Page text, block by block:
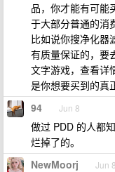
品，你才能有可能
于大部分普通的消
比如说你搜净化器
有质量保证的，要
文字游戏，查看详
是你想要买到的真
94 Jun 8
做过 PDD 的人都
烂掉了的。
NewMoorj Jun 8